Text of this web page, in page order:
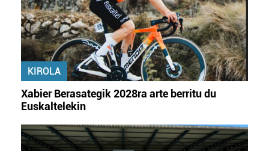
KIROLA
Xabier Berasategik 2028ra arte berritu du
Euskaltelekin